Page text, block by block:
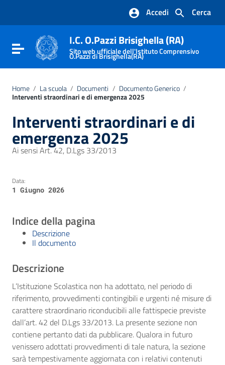
Vai al footer
Cerca
Accedi
Attiva / disattiva la navigazione
I.C. O.Pazzi Brisighella (RA)
Sito web ufficiale dell'Istituto Comprensivo
O.Pazzi di Brisighella(RA)
Home / La scuola / Documenti / Documento Generico /
Interventi straordinari e di emergenza 2025
Interventi straordinari e di
emergenza 2025
Ai sensi Art. 42, D.Lgs 33/2013
Data:
1 Giugno 2026
Indice della pagina
Descrizione
Il documento
Descrizione
L’Istituzione Scolastica non ha adottato, nel periodo di
riferimento, provvedimenti contingibili e urgenti né misure di
carattere straordinario riconducibili alle fattispecie previste
dall’art. 42 del D.Lgs 33/2013. La presente sezione non
contiene pertanto dati da pubblicare. Qualora in futuro
venissero adottati provvedimenti di tale natura, la sezione
sarà tempestivamente aggiornata con i relativi contenuti